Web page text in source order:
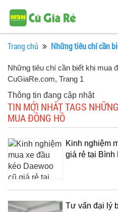
Trang chủ Những tiêu chí cần
Những tiêu chí cần biết khi mua
CuGiaRe.com, Trang 1
Thông tin đang cập nhật
TIN MỚI NHẤT TAGS
MUA ĐỒNG HỒ
Kinh nghiệm
giá rẻ tại Bình
Tư vấn đại lý